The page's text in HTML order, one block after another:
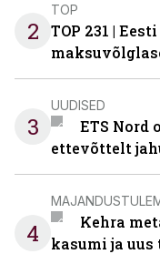
2
TOP
TOP 231 |
3
UUDISED
ETS Nord
ettevõttelt
4
Kehra
kasumi ja